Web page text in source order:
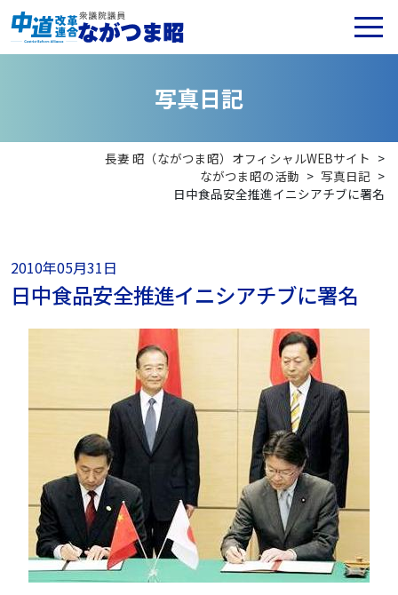
写真日記
長妻 昭（ながつま昭）オフィシャルWEBサイト >
ながつま昭の活動 > 写真日記 >
日中食品安全推進イニシアチブに署名
2010年05月31日
日中食品安全推進イニシアチブに署名